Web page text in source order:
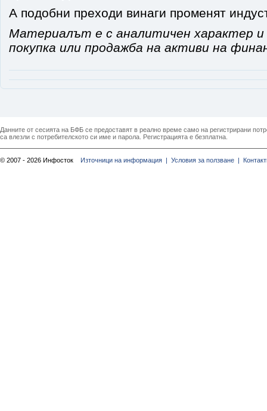
А подобни преходи винаги променят
Материалът е с аналитичен характер и
покупка или продажба на активи на
Данните от сесията на БФБ се предоставят в реално време само на регистрирани
са влезли с потребителското си име и парола. Регистрацията е безплатна.
© 2007 - 2026 Инфосток Източници на информация | Условия за ползване |